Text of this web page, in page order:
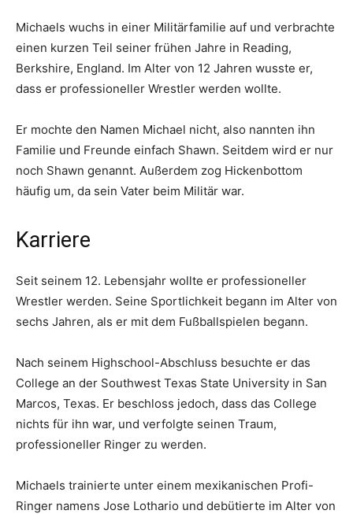
Michaels wuchs in einer Militärfamilie auf und verbrachte
einen kurzen Teil seiner frühen Jahre in Reading,
Berkshire, England. Im Alter von 12 Jahren wusste er,
dass er professioneller Wrestler werden wollte.
Er mochte den Namen Michael nicht, also nannten ihn
Familie und Freunde einfach Shawn. Seitdem wird er nur
noch Shawn genannt. Außerdem zog Hickenbottom
häufig um, da sein Vater beim Militär war.
Karriere
Seit seinem 12. Lebensjahr wollte er professioneller
Wrestler werden. Seine Sportlichkeit begann im Alter von
sechs Jahren, als er mit dem Fußballspielen begann.
Nach seinem Highschool-Abschluss besuchte er das
College an der Southwest Texas State University in San
Marcos, Texas. Er beschloss jedoch, dass das College
nichts für ihn war, und verfolgte seinen Traum,
professioneller Ringer zu werden.
Michaels trainierte unter einem mexikanischen Profi-
Ringer namens Jose Lothario und debütierte im Alter von